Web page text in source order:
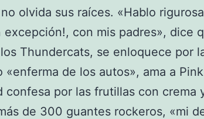
olvida sus raíces. «Hablo
excepción!, con mis padres», dice
Thundercats, se enloquece por
«enferma de los autos», ama a
confesa por las frutillas con crema
de 300 guantes rockeros, «mi